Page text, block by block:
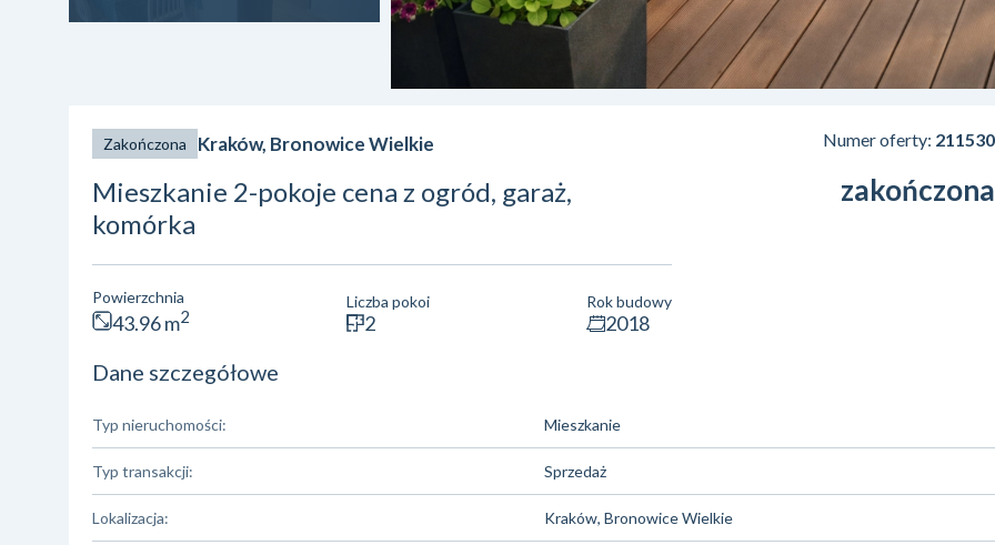
Zakończona Kraków, Bronowice Wielkie
Mieszkanie 2-pokoje cena z ogród, garaż,
komórka
Powierzchnia
43.96 m2
Liczba pokoi
2
Rok budowy
2018
Numer oferty: 211530
zakończona
Dane szczegółowe
Typ nieruchomości: Mieszkanie
Typ transakcji: Sprzedaż
Lokalizacja: Kraków, Bronowice Wielkie